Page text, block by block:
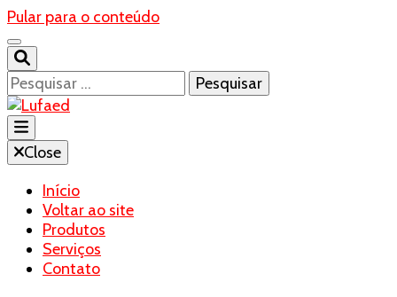
Pular para o conteúdo
Pesquisar
por:
Lufaed
Blog- Lufaed
Close
Início
Voltar ao site
Produtos
Serviços
Contato